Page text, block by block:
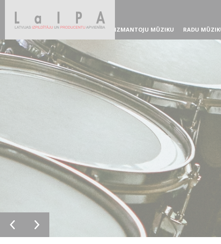
IZMANTOJU MŪZIKU RADU